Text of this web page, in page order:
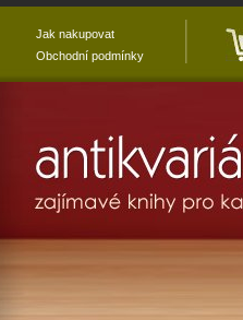
Jak nakupovat
Obchodní podmínky